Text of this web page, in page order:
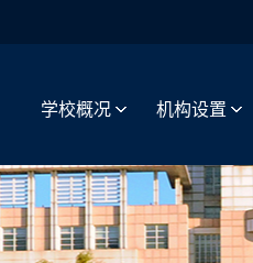
学校概况 机构设置